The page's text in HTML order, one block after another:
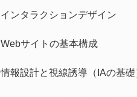
インタラクションデザイン
Webサイトの基本構成
情報設計と視線誘導（IAの基礎